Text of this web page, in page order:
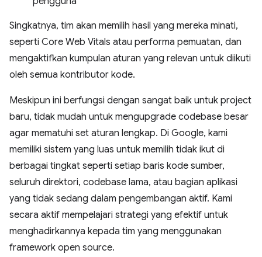
Singkatnya, tim akan memilih hasil yang mereka minati,
seperti Core Web Vitals atau performa pemuatan, dan
mengaktifkan kumpulan aturan yang relevan untuk diikuti
oleh semua kontributor kode.
Meskipun ini berfungsi dengan sangat baik untuk project
baru, tidak mudah untuk mengupgrade codebase besar
agar mematuhi set aturan lengkap. Di Google, kami
memiliki sistem yang luas untuk memilih tidak ikut di
berbagai tingkat seperti setiap baris kode sumber,
seluruh direktori, codebase lama, atau bagian aplikasi
yang tidak sedang dalam pengembangan aktif. Kami
secara aktif mempelajari strategi yang efektif untuk
menghadirkannya kepada tim yang menggunakan
framework open source.